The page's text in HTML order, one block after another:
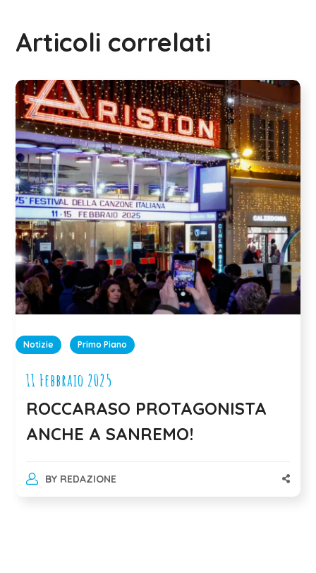
Articoli correlati
Notizie Primo Piano
11 Febbraio 2025
ROCCARASO PROTAGONISTA
ANCHE A SANREMO!
BY REDAZIONE